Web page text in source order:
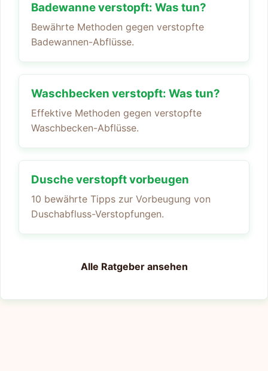
Badewanne verstopft: Was tun?
Bewährte Methoden gegen verstopfte
Badewannen-Abflüsse.
Waschbecken verstopft: Was tun?
Effektive Methoden gegen verstopfte
Waschbecken-Abflüsse.
Dusche verstopft vorbeugen
10 bewährte Tipps zur Vorbeugung von
Duschabfluss-Verstopfungen.
Alle Ratgeber ansehen